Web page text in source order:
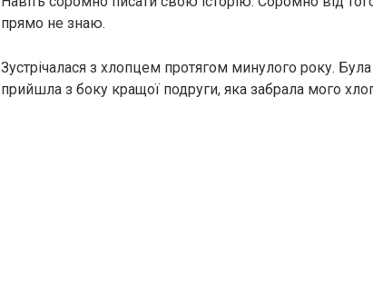
прямо не знаю.
Зустрічалася з хлопцем протягом минулого року.
прийшла з боку кращої подруги, яка забрала мого